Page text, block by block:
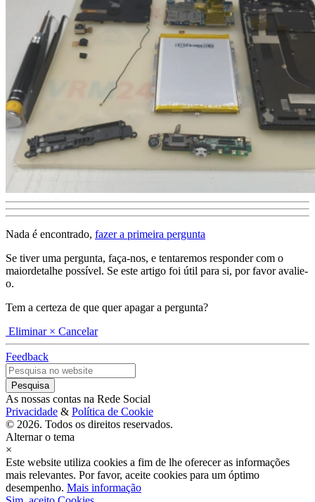
Nada é encontrado, fazer a primeira pergunta
Se tiver uma pergunta, faça-nos, e tentaremos responder com o
maiordetalhe possível. Se este artigo foi útil para si, por favor avalie-
o.
Tem a certeza de que quer apagar a pergunta?
Eliminar × Cancelar
Feedback
As nossas contas na Rede Social
Privacidade & Política de Cookie
© 2026. Todos os direitos reservados.
Alternar o tema
×
Este website utiliza cookies a fim de lhe oferecer as informações
mais relevantes. Por favor, aceite cookies para um óptimo
desempenho. Mais informação